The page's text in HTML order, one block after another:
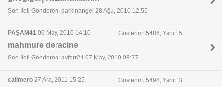
Son İleti Gönderen: darkinangel 28 Ağu, 2010 12:55
PAŞAM41 06 May, 2010 14:10 Gösterim: 5486, Yanıt: 5
mahmure deracine
Son İleti Gönderen: ayferr24 07 May, 2010 08:27
calimero 27 Ara, 2011 15:25 Gösterim: 5498, Yanıt: 3